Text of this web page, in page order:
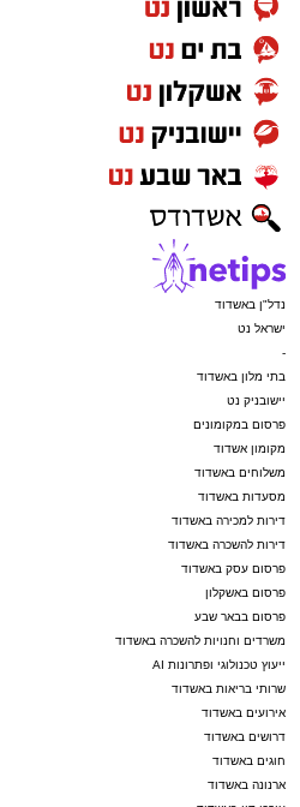
נדל"ן באשדוד
ישראל נט
-
בתי מלון באשדוד
יישובניק נט
פרסום במקומונים
מקומון אשדוד
משלוחים באשדוד
מסעדות באשדוד
דירות למכירה באשדוד
דירות להשכרה באשדוד
פרסום עסק באשדוד
פרסום באשקלון
פרסום בבאר שבע
משרדים וחנויות להשכרה באשדוד
ייעוץ טכנולוגי ופתרונות AI
שרותי בריאות באשדוד
אירועים באשדוד
דרושים באשדוד
חוגים באשדוד
ארנונה באשדוד